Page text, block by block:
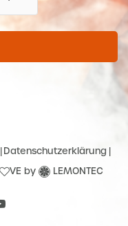
Datenschutzerklärung
VE by LEMONTEC